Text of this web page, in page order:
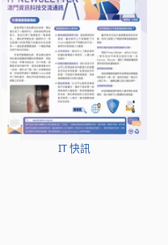
IT 快訊